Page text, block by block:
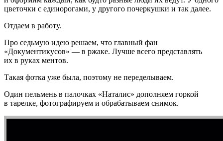
цветочки с единорогами, у другого почеркушки и так далее.
Отдаем в работу.
Про седьмую идею решаем, что главный фан
«Документикусов» — в ржаке. Лучше всего представлять
их в руках ментов.
Такая фотка уже была, поэтому не переделываем.
Один пельмень в палочках «Наталис» дополняем горкой
в тарелке, фотографируем и обрабатываем снимок.